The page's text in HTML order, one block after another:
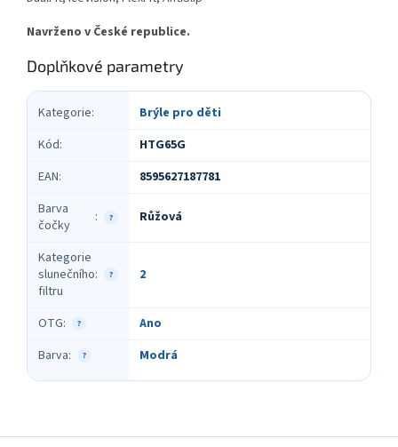
Navrženo v České republice.
Doplňkové parametry
Kategorie:
Brýle pro děti
Kód:
HTG65G
EAN: 8595627187781
?
Barva
čočky
: Růžová
?
Kategorie
slunečního
filtru
: 2
?
OTG: Ano
?
Barva: Modrá